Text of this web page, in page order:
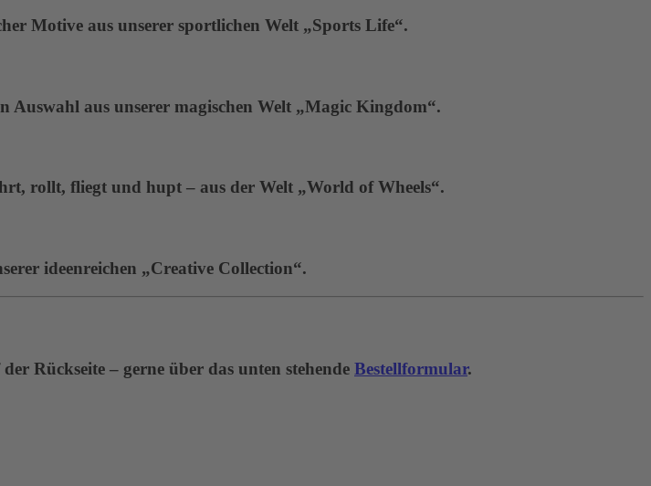
Motive aus unserer sportlichen Welt „Sports Life“.
Auswahl aus unserer magischen Welt „Magic Kingdom“.
rollt, fliegt und hupt – aus der Welt „World of Wheels“.
ideenreichen „Creative Collection“.
Rückseite – gerne über das unten stehende Bestellformular.